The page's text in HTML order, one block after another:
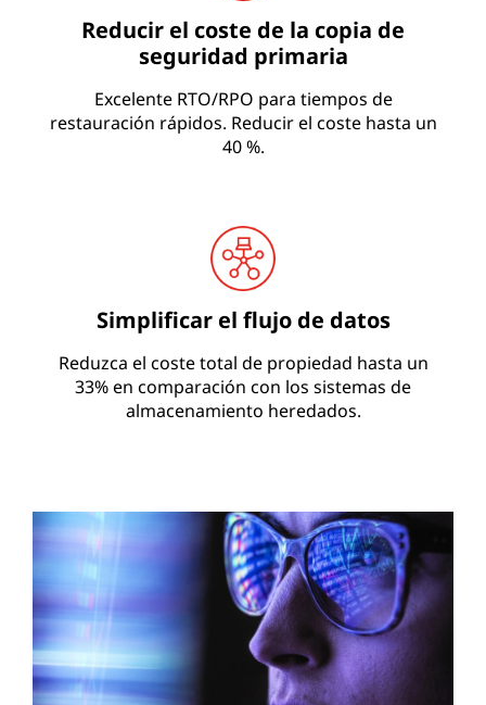
Reducir el coste de la copia de
seguridad primaria
Excelente RTO/RPO para tiempos de
restauración rápidos. Reducir el coste hasta un
40 %.
Simplificar el flujo de datos
Reduzca el coste total de propiedad hasta un
33% en comparación con los sistemas de
almacenamiento heredados.